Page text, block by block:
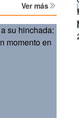
Ver más